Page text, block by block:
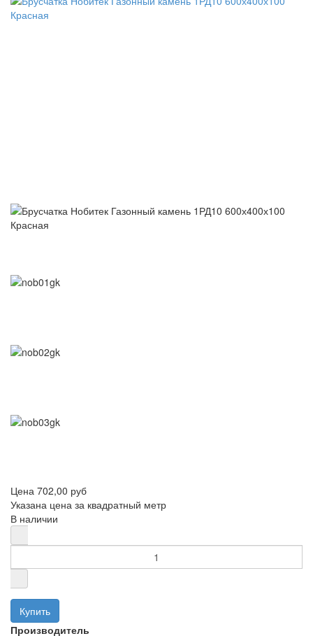
Цена 702,00 руб
Указана цена за квадратный метр
В наличии
Производитель